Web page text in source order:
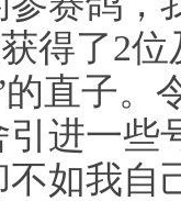
得了2
直子。
进一些
如我自